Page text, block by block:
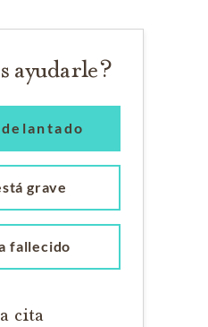
ayudarle?
grave
fallecido
cita